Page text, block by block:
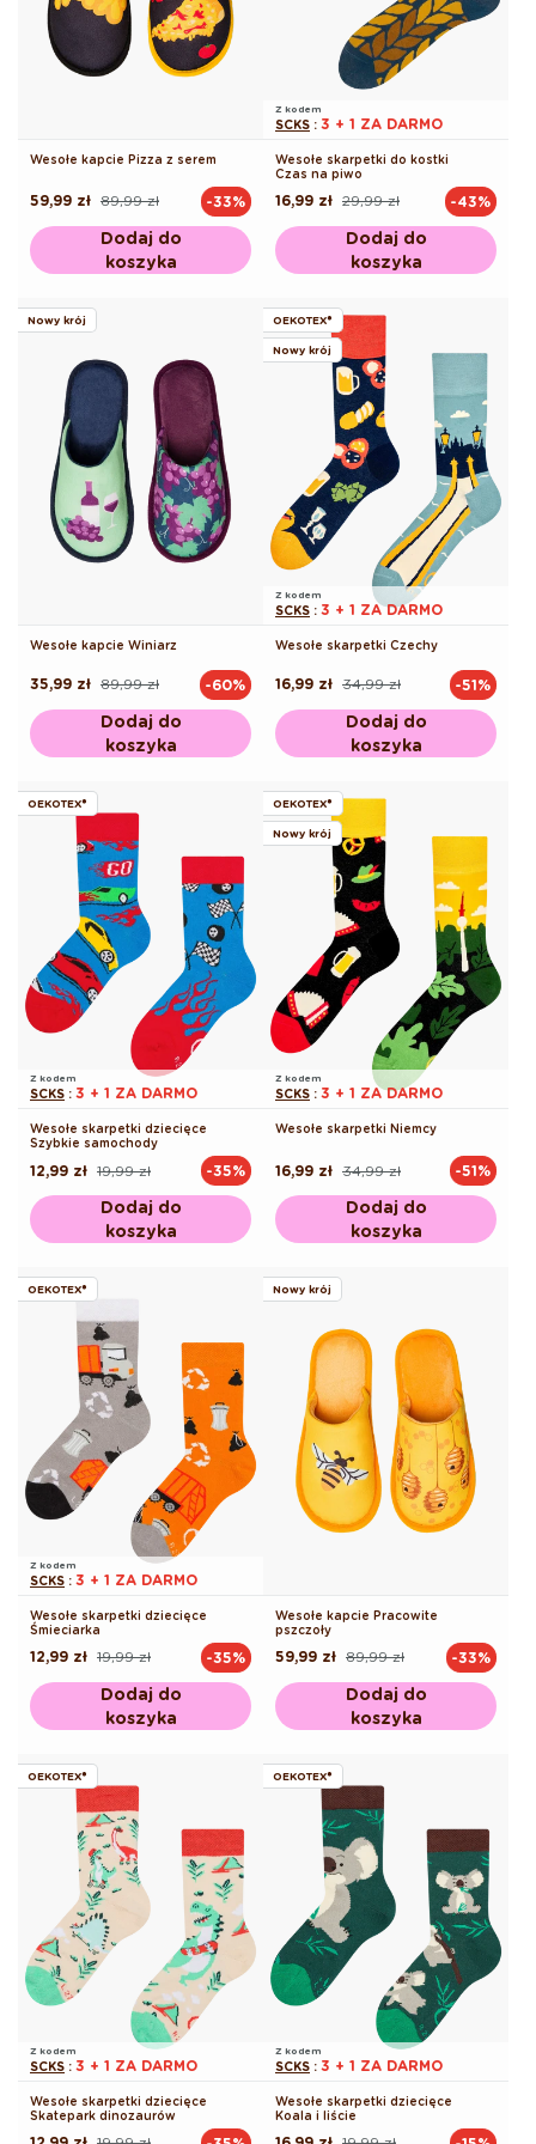
Wesołe kapcie Pizza z serem
Cena
89,99 zł
Cena
59,99 zł -33%
Dodaj do
koszyka
Z kodem
SCKS : 3 + 1 ZA DARMO
Wesołe skarpetki do kostki
Czas na piwo
Cena
29,99 zł
Cena
16,99 zł -43%
Dodaj do
koszyka
Nowy krój
Wesołe kapcie Winiarz
Cena
89,99 zł
Cena
35,99 zł -60%
Dodaj do
koszyka
OEKOTEX®
Nowy krój
Z kodem
SCKS : 3 + 1 ZA DARMO
Wesołe skarpetki Czechy
Cena
34,99 zł
Cena
16,99 zł -51%
Dodaj do
koszyka
OEKOTEX®
Z kodem
SCKS : 3 + 1 ZA DARMO
Wesołe skarpetki dziecięce
Szybkie samochody
Cena
19,99 zł
Cena
12,99 zł -35%
Dodaj do
koszyka
OEKOTEX®
Nowy krój
Z kodem
SCKS : 3 + 1 ZA DARMO
Wesołe skarpetki Niemcy
Cena
34,99 zł
Cena
16,99 zł -51%
Dodaj do
koszyka
OEKOTEX®
Z kodem
SCKS : 3 + 1 ZA DARMO
Wesołe skarpetki dziecięce
Śmieciarka
Cena
19,99 zł
Cena
12,99 zł -35%
Dodaj do
koszyka
Nowy krój
Wesołe kapcie Pracowite
pszczoły
Cena
89,99 zł
Cena
59,99 zł -33%
Dodaj do
koszyka
OEKOTEX®
Z kodem
SCKS : 3 + 1 ZA DARMO
Wesołe skarpetki dziecięce
Skatepark dinozaurów
OEKOTEX®
Z kodem
SCKS : 3 + 1 ZA DARMO
Wesołe skarpetki dziecięce
Koala i liście